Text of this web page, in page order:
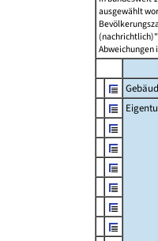
ausgewählt
Abweichungen